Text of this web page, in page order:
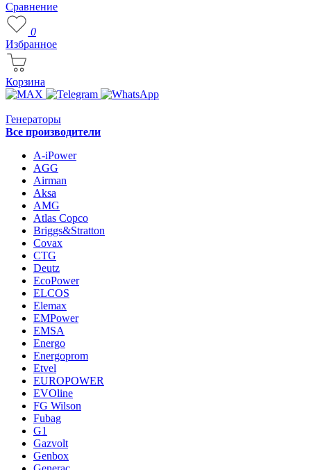
Сравнение
0
Избранное
Корзина
Генераторы
Все производители
A-iPower
AGG
Airman
Aksa
AMG
Atlas Copco
Briggs&Stratton
Covax
CTG
Deutz
EcoPower
ELCOS
Elemax
EMPower
EMSA
Energo
Energoprom
Etvel
EUROPOWER
EVOline
FG Wilson
Fubag
G1
Gazvolt
Genbox